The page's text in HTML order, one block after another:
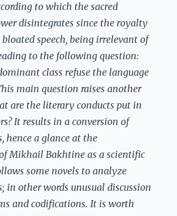
to which the sacred
disintegrates since the royalty
speech, being irrelevant of
to the following question:
class refuse the language
main question raises another
are the literary conducts put in
It results in a conversion of
hence a glance at the
Mikhail Bakhtine as a scientific
some novels to analyze
in other words unusual discussion
and codifications. It is worth